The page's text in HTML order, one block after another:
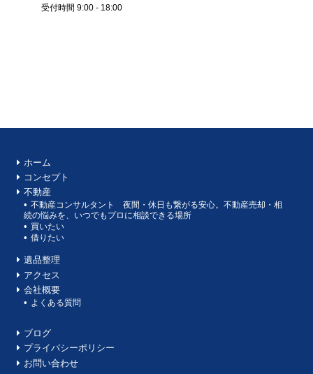
受付時間 9:00 - 18:00
ホーム
コンセプト
不動産
不動産コンサルタント 夜間・休日も繋がる安心。不動産売却・相
続の悩みを、いつでもプロに相談できる場所
買いたい
借りたい
遺品整理
アクセス
会社概要
よくある質問
ブログ
プライバシーポリシー
お問い合わせ